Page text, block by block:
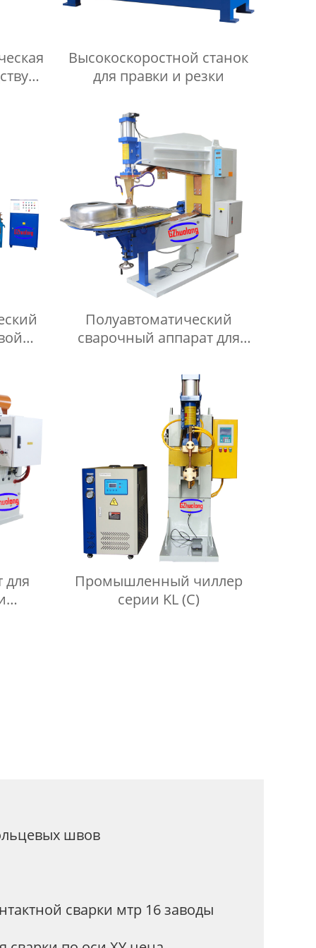
Высокоскоростной станок
для правки и резки
Полуавтоматический
сварочный аппарат для
для
Промышленный чиллер
серии KL (C)
швов
сварки мтр 16 заводы